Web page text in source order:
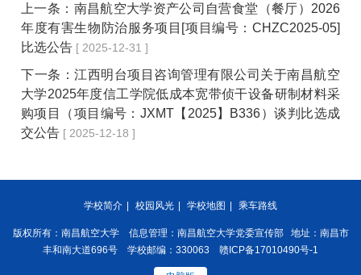
上一条： 南昌航空大学资产公司自营食堂（餐厅）2026
年度有害生物防治服务项目[项目编号：CHZC2025-05]
比选公告 [ 2025-12-31 ]
下一条：江西明台项目咨询管理有限公司关于南昌航空
大学2025年度信工学院低成本宽带侦干设备研制材料采
购项目（项目编号：JXMT【2025】B336）谈判比选成
交公告 [ 2025-12-18 ]
学校简介 校园风光 学校地图 乘车路线
版权所有：南昌航空大学 信息管理：南昌航空大学党委宣传部 地址：南昌市
丰和南大道696号 学校邮编：330063 赣ICP备17010490号-1